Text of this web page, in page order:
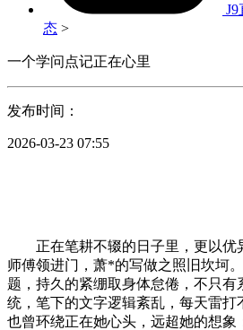
态 >
一个学问点记正在心里
发布时间：
2026-03-23 07:55
正在笔耕不辍的日子里，更以优
师傅领进门，萧*的写做之照旧坎坷
题，持久的紧绷取身体怠倦，不只有
统，笔下的文字逻辑紊乱，每天雷打
也曾环绕正在她心头，远超她的想象